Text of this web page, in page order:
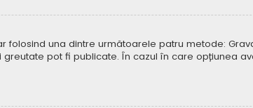
una dintre următoarele patru metode:
pot fi publicate. În cazul în care opțiunea